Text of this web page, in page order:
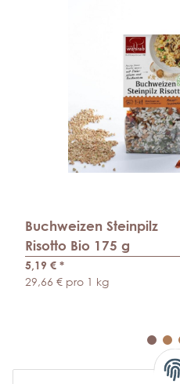
Buchweizen Steinpilz
Risotto Bio 175 g
5,19 € *
29,66 € pro 1 kg